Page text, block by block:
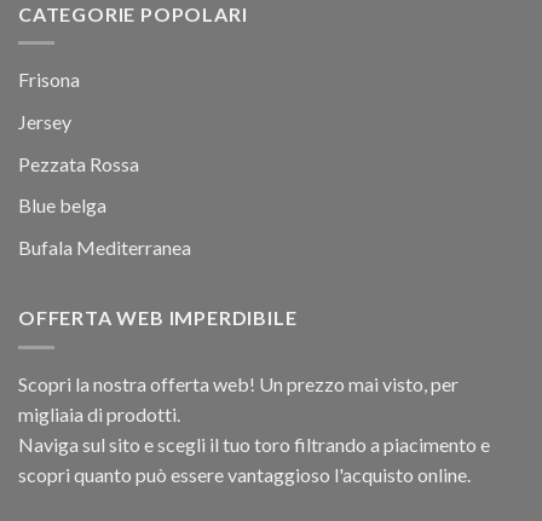
CATEGORIE POPOLARI
Frisona
Jersey
Pezzata Rossa
Blue belga
Bufala Mediterranea
OFFERTA WEB IMPERDIBILE
Scopri la nostra offerta web! Un prezzo mai visto, per
migliaia di prodotti.
Naviga sul sito e scegli il tuo toro filtrando a piacimento e
scopri quanto può essere vantaggioso l'acquisto online.